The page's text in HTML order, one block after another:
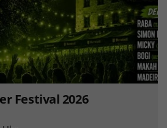
Festival 2026